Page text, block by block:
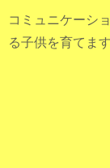
コミュニケーシ
る子供を育てます